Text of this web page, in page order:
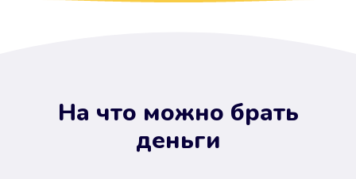
На что можно брать
деньги